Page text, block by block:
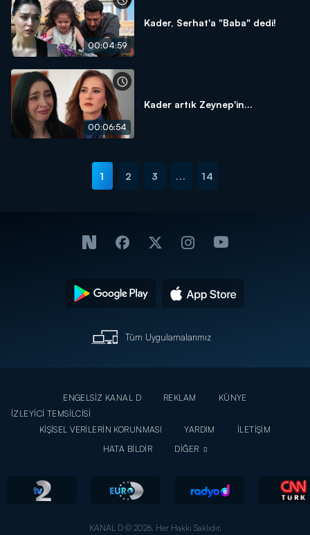
00:04:59
Kader, Serhat'a "Baba" dedi!
00:06:54
Kader artık Zeynep'in...
1 2 3 ... 14
Tüm Uygulamalarımız
ENGELSİZ KANAL D REKLAM
KÜNYE
İZLEYİCİ TEMSİLCİSİ
KİŞİSEL VERİLERİN KORUNMASI
YARDIM
İLETİŞİM
HATA BİLDİR
DİĞER
KANAL D © 2026. Her Hakkı Saklıdır.